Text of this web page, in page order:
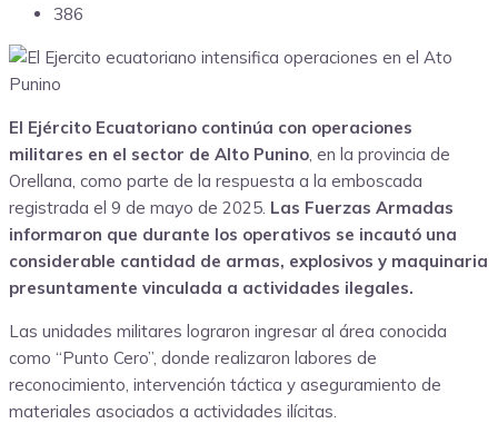
386
El Ejército Ecuatoriano continúa con operaciones
militares en el sector de Alto Punino, en la provincia de
Orellana, como parte de la respuesta a la emboscada
registrada el 9 de mayo de 2025. Las Fuerzas Armadas
informaron que durante los operativos se incautó una
considerable cantidad de armas, explosivos y maquinaria
presuntamente vinculada a actividades ilegales.
Las unidades militares lograron ingresar al área conocida
como “Punto Cero”, donde realizaron labores de
reconocimiento, intervención táctica y aseguramiento de
materiales asociados a actividades ilícitas.